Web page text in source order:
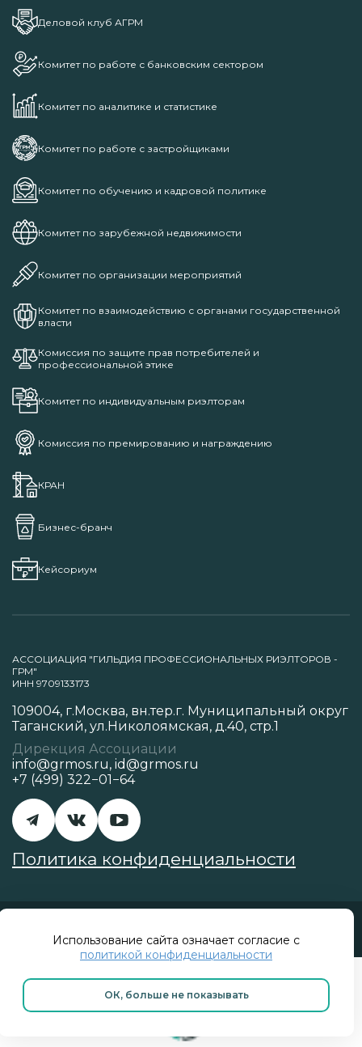
Использование сайта означает согласие с
политикой конфиденциальности
ОК, больше не показывать
Деловой клуб АГРМ
Комитет по работе с банковским сектором
Комитет по аналитике и статистике
Комитет по работе с застройщиками
Комитет по обучению и кадровой политике
Комитет по зарубежной недвижимости
Комитет по организации мероприятий
Комитет по взаимодействию с органами государственной
власти
Комиссия по защите прав потребителей и
профессиональной этике
Комитет по индивидуальным риэлторам
Комиссия по премированию и награждению
КРАН
Бизнес-бранч
Кейсориум
АССОЦИАЦИЯ "ГИЛЬДИЯ ПРОФЕССИОНАЛЬНЫХ РИЭЛТОРОВ -
ГРМ"
ИНН 9709133173
109004, г.Москва, вн.тер.г. Муниципальный округ
Таганский, ул.Николоямская, д.40, стр.1
Дирекция Ассоциации
info@grmos.ru, id@grmos.ru
+7 (499) 322−01−64
Политика конфиденциальности